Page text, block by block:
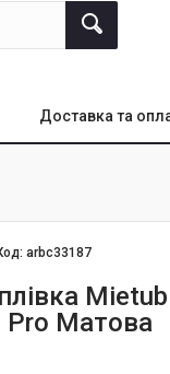
Доставка та
arbc33187
Pro Матова